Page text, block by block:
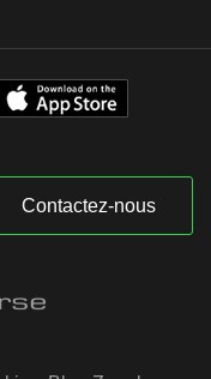
Contactez-nous